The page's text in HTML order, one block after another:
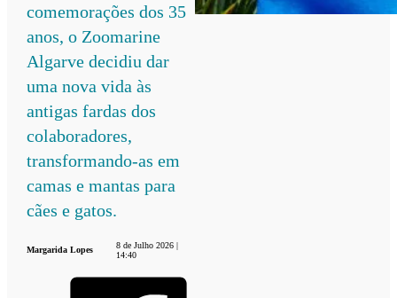
comemorações dos 35
anos, o Zoomarine
Algarve decidiu dar
uma nova vida às
antigas fardas dos
colaboradores,
transformando-as em
camas e mantas para
cães e gatos.
Margarida Lopes
8 de Julho 2026 |
14:40